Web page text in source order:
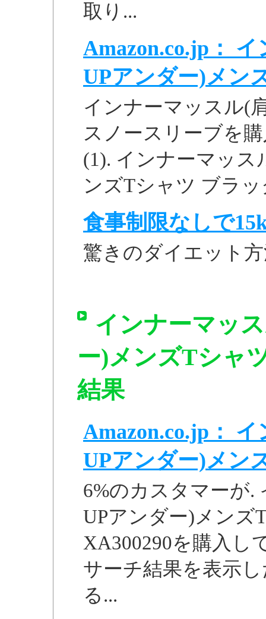
取り...
Amazon.co.jp：
UPアンダー)メン
インナーマッスル(
スノースリーブを
(1). インナーマッス
ンズTシャツ ブラッ
食事制限なしで
驚きのダイエット
インナーマッ
ー)メンズTシャ
結果
Amazon.co.jp：
UPアンダー)メン
6%のカスタマーが.
UPアンダー)メンズ
XA300290を購入し
サーチ結果を表示
る...